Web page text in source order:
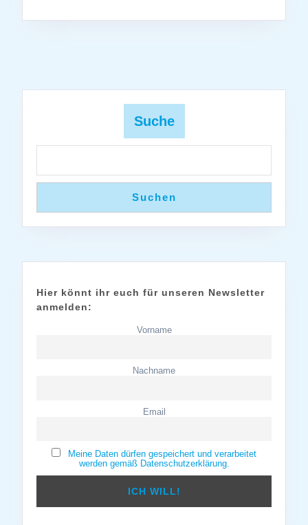
Suche
Suchen
Hier könnt ihr euch für unseren Newsletter
anmelden:
Vorname
Nachname
Email
Meine Daten dürfen gespeichert und verarbeitet
werden gemäß Datenschutzerklärung.